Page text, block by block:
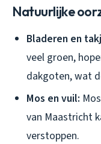
Natuurlijke
Bladeren en
veel groen,
dakgoten, wat
Mos en vuil:
van Maastricht
verstoppen.